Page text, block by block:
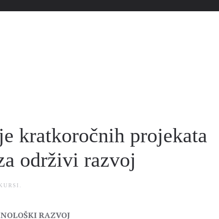
kratkoročnih projekata
održivi razvoj
RAZVOJ